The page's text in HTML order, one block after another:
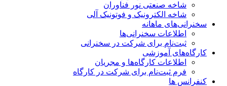
شاخه صنعتی نور فناوران
شاخه‌ الکترونیک و فوتونیک آلی
سخنرانی‌های ماهانه
اطلاعات سخنرانی‌‌ها
ثبت‌نام برای شرکت در سخنرانی
کارگاه‌های آموزشی
اطلاعات کارگاه‌ها و مجریان
فرم ثبت‌نام برای شرکت در کارگاه
کنفرانس ها